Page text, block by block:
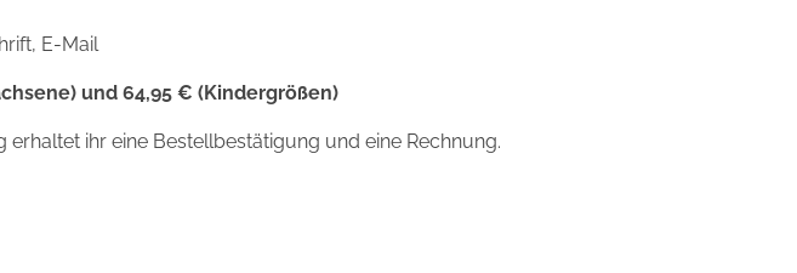
E-Mail
und 64,95 € (Kindergrößen)
erhaltet ihr eine Bestellbestätigung und eine Rechnung.